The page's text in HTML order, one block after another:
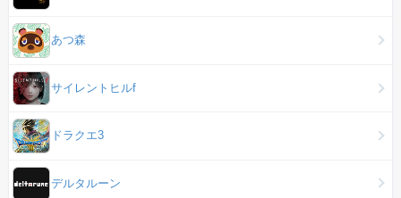
あつ森
サイレントヒルf
ドラクエ3
デルタルーン